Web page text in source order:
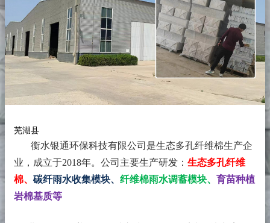
芜湖县
衡水银通环保科技有限公司是生态多孔纤维棉生产企
业，成立于2018年。 公司主要生产研发： 生态多孔纤维
棉、 碳纤雨水收集模块、 纤维棉雨水调蓄模块、 育苗种植
岩棉基质等